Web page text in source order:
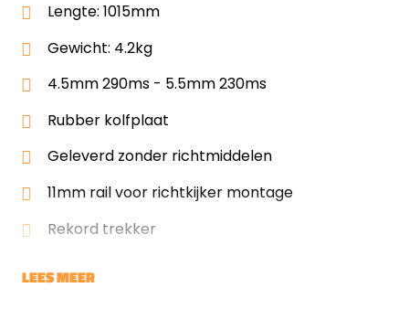
Lengte: 1015mm
Gewicht: 4.2kg
4.5mm 290ms - 5.5mm 230ms
Rubber kolfplaat
Geleverd zonder richtmiddelen
11mm rail voor richtkijker montage
Rekord trekker
LEES MEER